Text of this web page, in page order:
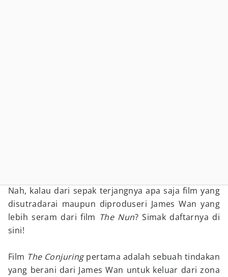
Nah, kalau dari sepak terjangnya apa saja film yang
disutradarai maupun diproduseri James Wan yang
lebih seram dari film The Nun? Simak daftarnya di
sini!
Film The Conjuringpertama adalah sebuah tindakan
yang berani dari James Wan untuk keluar dari zona